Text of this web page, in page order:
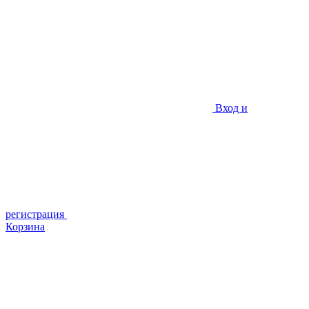
Вход и
регистрация
Корзина